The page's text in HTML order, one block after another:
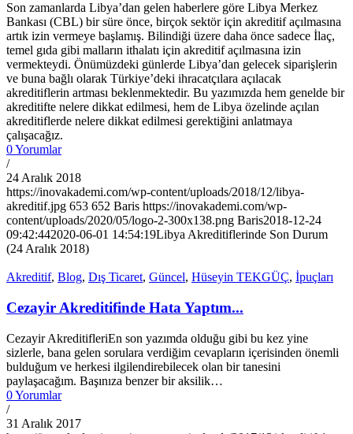
Son zamanlarda Libya’dan gelen haberlere göre Libya Merkez
Bankası (CBL) bir süre önce, birçok sektör için akreditif açılmasına
artık izin vermeye başlamış. Bilindiği üzere daha önce sadece İlaç,
temel gıda gibi malların ithalatı için akreditif açılmasına izin
vermekteydi. Önümüzdeki günlerde Libya’dan gelecek siparişlerin
ve buna bağlı olarak Türkiye’deki ihracatçılara açılacak
akreditiflerin artması beklenmektedir. Bu yazımızda hem genelde bir
akreditifte nelere dikkat edilmesi, hem de Libya özelinde açılan
akreditiflerde nelere dikkat edilmesi gerektiğini anlatmaya
çalışacağız.
0 Yorumlar
/
24 Aralık 2018
https://inovakademi.com/wp-content/uploads/2018/12/libya-
akreditif.jpg 653 652 Baris https://inovakademi.com/wp-
content/uploads/2020/05/logo-2-300x138.png Baris2018-12-24
09:42:442020-06-01 14:54:19Libya Akreditiflerinde Son Durum
(24 Aralık 2018)
Akreditif, Blog, Dış Ticaret, Güncel, Hüseyin TEKGÜÇ, İpuçları
Cezayir Akreditifinde Hata Yaptım...
Cezayir AkreditifleriEn son yazımda olduğu gibi bu kez yine
sizlerle, bana gelen sorulara verdiğim cevapların içerisinden önemli
bulduğum ve herkesi ilgilendirebilecek olan bir tanesini
paylaşacağım. Başınıza benzer bir aksilik…
0 Yorumlar
/
31 Aralık 2017